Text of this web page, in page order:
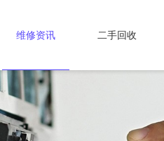
维修资讯 二手回收